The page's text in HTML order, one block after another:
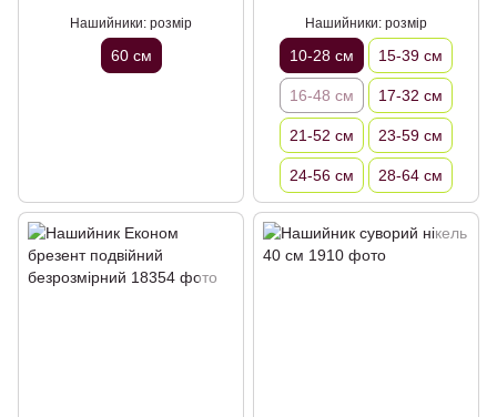
Нашийники: розмір
60 см
Нашийники: розмір
10-28 см 15-39 см
16-48 см 17-32 см
21-52 см 23-59 см
24-56 см 28-64 см